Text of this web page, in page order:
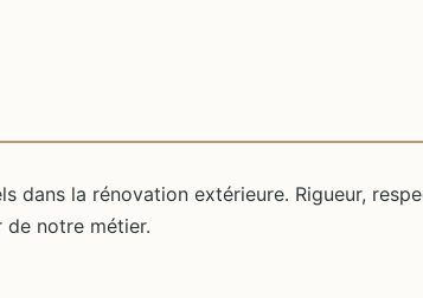
dans la rénovation extérieure. Rigueur,
notre métier.